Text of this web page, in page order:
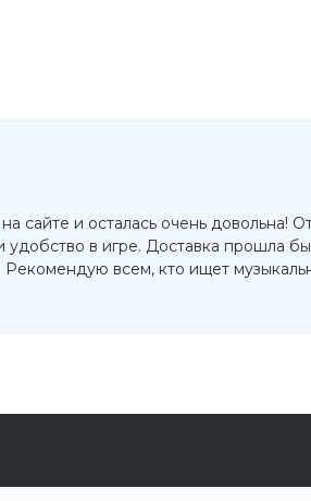
сайте и осталась очень довольна!
удобство в игре. Доставка прошла
всем, кто ищет